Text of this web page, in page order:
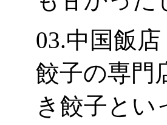
03.中国飯店
餃子の専門
き餃子とい